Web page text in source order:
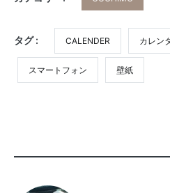
タグ : CALENDER カレン
スマートフォン 壁紙